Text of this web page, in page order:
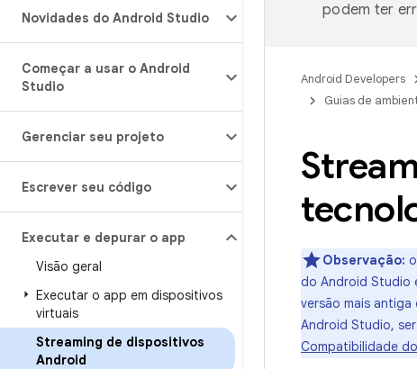
Novidades do Android Studio
Começar a usar o Android
Studio
Gerenciar seu projeto
Escrever seu código
Executar e depurar o app
Visão geral
Executar o app em dispositivos
virtuais
Streaming de dispositivos
Android
podem ter
Android Developers
Guias de
Observação:
do Android Studio
versão mais
Android Studio,
Compatibilidade